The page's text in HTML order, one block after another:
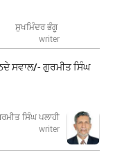
ਸੁਖਮਿੰਦਰ ਭੰਗੂ
writer
ਸਵਾਲ/- ਗੁਰਮੀਤ ਸਿੰਘ
ਸਿੰਘ ਪਲਾਹੀ
writer